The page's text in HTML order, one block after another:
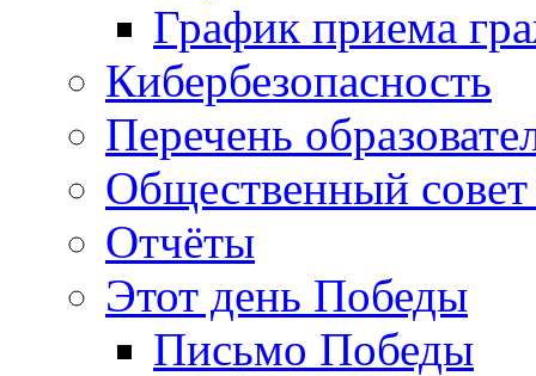
График приема
Кибербезопасность
Перечень
Общественный
Отчёты
Этот день Победы
Письмо Победы